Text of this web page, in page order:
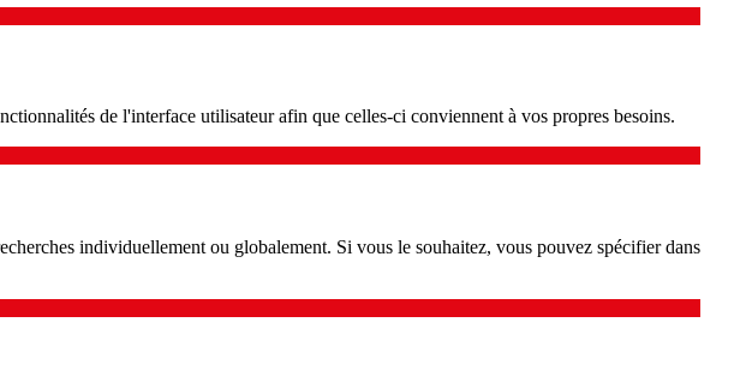
de l'interface utilisateur afin que celles-ci conviennent à vos propres besoins.
individuellement ou globalement. Si vous le souhaitez, vous pouvez spécifier dans